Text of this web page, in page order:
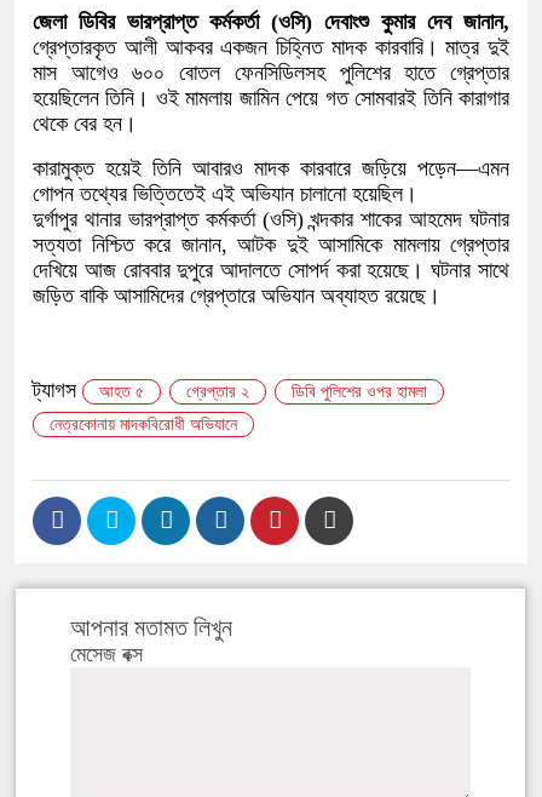
​জেলা ডিবির ভারপ্রাপ্ত কর্মকর্তা (ওসি) দেবাংশু কুমার দেব জানান,
গ্রেপ্তারকৃত আলী আকবর একজন চিহ্নিত মাদক কারবারি। মাত্র দুই
মাস আগেও ৬০০ বোতল ফেনসিডিলসহ পুলিশের হাতে গ্রেপ্তার
হয়েছিলেন তিনি। ওই মামলায় জামিন পেয়ে গত সোমবারই তিনি কারাগার
থেকে বের হন।
কারামুক্ত হয়েই তিনি আবারও মাদক কারবারে জড়িয়ে পড়েন—এমন
গোপন তথ্যের ভিত্তিতেই এই অভিযান চালানো হয়েছিল।
​দুর্গাপুর থানার ভারপ্রাপ্ত কর্মকর্তা (ওসি) খন্দকার শাকের আহমেদ ঘটনার
সত্যতা নিশ্চিত করে জানান, আটক দুই আসামিকে মামলায় গ্রেপ্তার
দেখিয়ে আজ রোববার দুপুরে আদালতে সোপর্দ করা হয়েছে। ঘটনার সাথে
জড়িত বাকি আসামিদের গ্রেপ্তারে অভিযান অব্যাহত রয়েছে।
ট্যাগস আহত ৫ গ্রেপ্তার ২
ডিবি পুলিশের ওপর হামলা
নেত্রকোনায় মাদকবিরোধী অভিযানে
আপনার মতামত লিখুন
মেসেজ বক্স